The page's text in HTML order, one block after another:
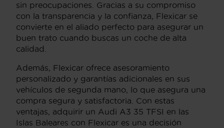
sin preocupaciones. Gracias a su compromiso
con la transparencia y la confianza, Flexicar se
convierte en el aliado perfecto para asegurar un
buen trato cuando buscas un coche de alta
calidad.
Además, Flexicar ofrece asesoramiento
personalizado y garantías adicionales en sus
vehículos de segunda mano, lo que asegura una
compra segura y satisfactoria. Con estas
ventajas, adquirir un Audi A3 35 TFSI en las
Islas Baleares con Flexicar es una decisión